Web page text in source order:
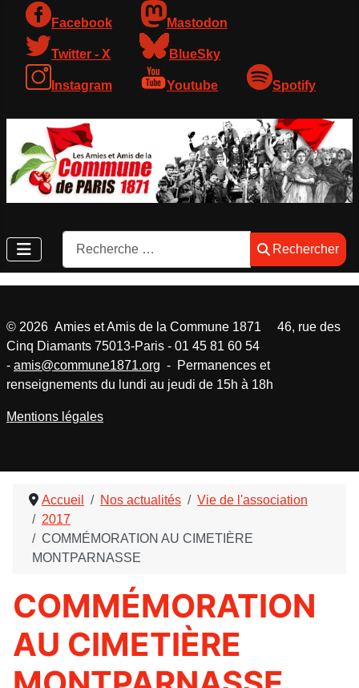
Facebook Mastodon
Twitter - X BlueSky
Instagram Youtube Spotify
Rechercher
Rechercher
Accueil Nos actualités
Vie de l'association
2017
COMMÉMORATION AU CIMETIÈRE
MONTPARNASSE
COMMÉMORATION
AU CIMETIÈRE
© 2026 Amies et Amis de la Commune 1871 46, rue des
Cinq Diamants 75013-Paris - 01 45 81 60 54
- amis@commune1871.org - Permanences et
renseignements du lundi au jeudi de 15h à 18h
Mentions légales